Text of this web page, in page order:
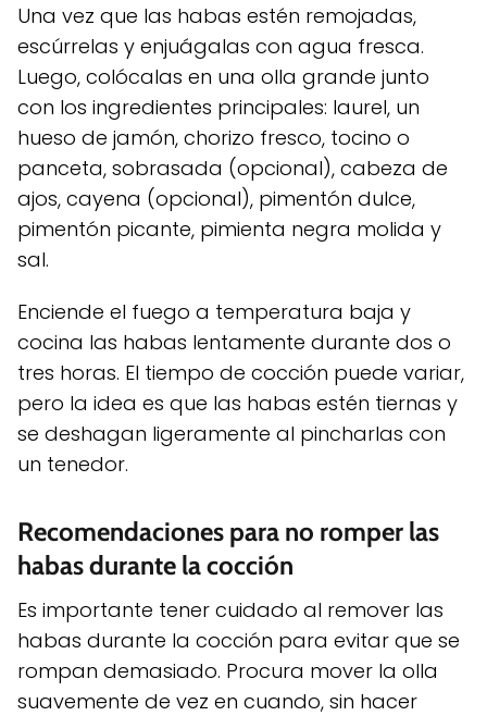
Una vez que las habas estén remojadas,
escúrrelas y enjuágalas con agua fresca.
Luego, colócalas en una olla grande junto
con los ingredientes principales: laurel, un
hueso de jamón, chorizo fresco, tocino o
panceta, sobrasada (opcional), cabeza de
ajos, cayena (opcional), pimentón dulce,
pimentón picante, pimienta negra molida y
sal.
Enciende el fuego a temperatura baja y
cocina las habas lentamente durante dos o
tres horas. El tiempo de cocción puede variar,
pero la idea es que las habas estén tiernas y
se deshagan ligeramente al pincharlas con
un tenedor.
Recomendaciones para no romper las
habas durante la cocción
Es importante tener cuidado al remover las
habas durante la cocción para evitar que se
rompan demasiado. Procura mover la olla
suavemente de vez en cuando, sin hacer